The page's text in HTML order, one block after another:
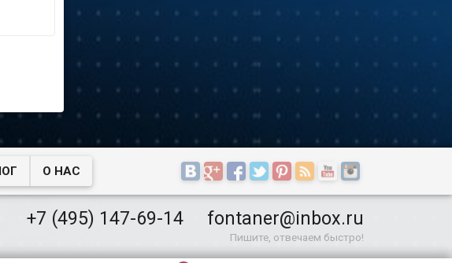
О НАС
+7 (495) 147-69-14 fontaner@inbox.ru
Пишите, отвечаем быстро!